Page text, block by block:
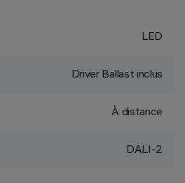
LED
Driver Ballast inclus
À distance
DALI-2